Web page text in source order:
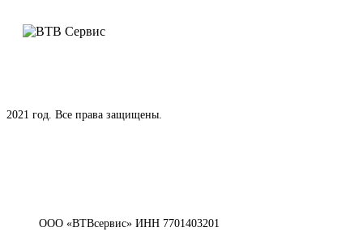
2021 год. Все права защищены.
ООО «ВТВсервис» ИНН 7701403201